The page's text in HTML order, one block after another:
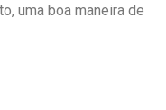
uma boa maneira de